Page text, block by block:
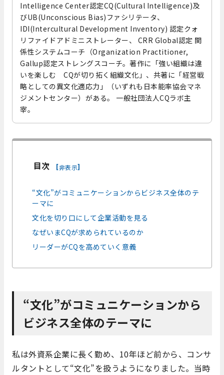
Intelligence Center認定CQ(Cultural Intelligence)及
びUB(Unconscious Bias)ファシリテータ、
IDI(Intercultural Development Inventory) 認定クォ
リファイドアドミニストレーター、 CRR Global認定 関
係性システムコーチ（Organization Practitioner,
Gallup認定ストレングスコーチ。著作に「強い組織は違
いを楽しむ CQが切り拓く組織文化」、共著に「経営戦
略としての異文化適応力」（いずれも日本能率協会マネ
ジメントセンター）がある。 一般社団法人CQラボ主
宰。
目次 [非表示]
“文化”がコミュニケーションからビジネス全体のテ
ーマに
文化を切り口にして企業活動を見る
なぜいまCQが求められているのか
リーダーがCQを高めていく意義
“文化”がコミュニケーションから
ビジネス全体のテーマに
私は外資系企業に長く勤め、10年ほど前から、コンサ
ルタントとして“文化”を扱うようになりました。当時